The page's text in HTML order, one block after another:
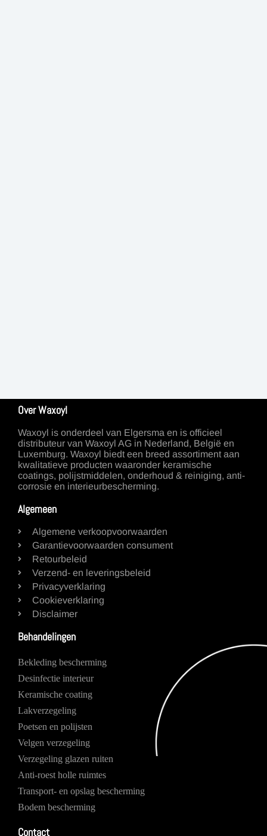
Over Waxoyl
Waxoyl is onderdeel van Elgersma en is officieel
distributeur van Waxoyl AG in Nederland, België en
Luxemburg. Waxoyl biedt een breed assortiment aan
kwalitatieve producten waaronder keramische
coatings, polijstmiddelen, onderhoud & reiniging, anti-
corrosie en interieurbescherming.
Algemeen
Algemene verkoopvoorwaarden
Garantievoorwaarden consument
Retourbeleid
Verzend- en leveringsbeleid
Privacyverklaring
Cookieverklaring
Disclaimer
Behandelingen
Bekleding bescherming
Desinfectie interieur
Keramische coating
Lakverzegeling
Poetsen en polijsten
Velgen verzegeling
Verzegeling glazen ruiten
Anti-roest holle ruimtes
Transport- en opslag bescherming
Bodem bescherming
Contact